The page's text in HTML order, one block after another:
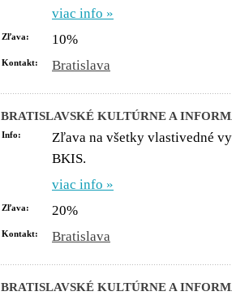
viac info »
Zľava: 10%
Kontakt: Bratislava
BRATISLAVSKÉ KULTÚRNE A
Info:
Zľava na všetky vlastivedné
BKIS.
viac info »
Zľava: 20%
Kontakt: Bratislava
BRATISLAVSKÉ KULTÚRNE A